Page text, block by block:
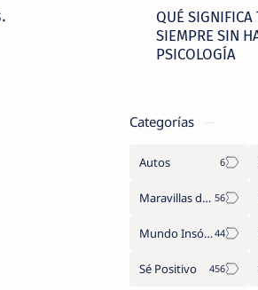
QUÉ SIGNIFICA
SIEMPRE SIN
PSICOLOGÍA
Categorías
Autos
Maravillas del Mundo
Mundo Insólito
Sé Positivo